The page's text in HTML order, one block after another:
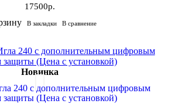
17500р.
В закладки В сравнение
Новинка
240 с дополнительным цифровым
защиты (Цена с установкой)